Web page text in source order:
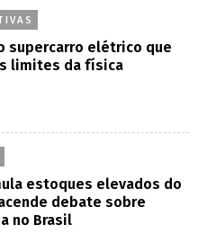
supercarro elétrico que
limites da física
estoques elevados do
debate sobre
no Brasil